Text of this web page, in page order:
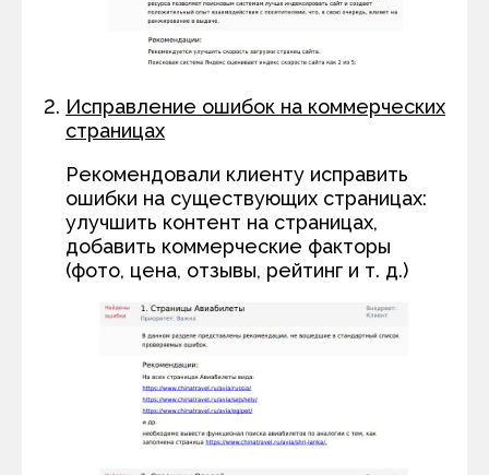
Исправление ошибок на коммерческих
страницах
Рекомендовали клиенту исправить
ошибки на существующих страницах:
улучшить контент на страницах,
добавить коммерческие факторы
(фото, цена, отзывы, рейтинг и т. д.)